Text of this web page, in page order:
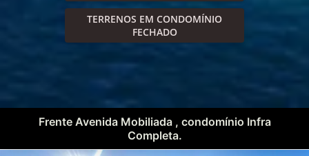
TERRENOS EM CONDOMÍNIO
FECHADO
Frente Avenida Mobiliada , condomínio Infra
Completa.